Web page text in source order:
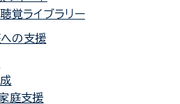
覚ライブラリー
の支援
庭支援